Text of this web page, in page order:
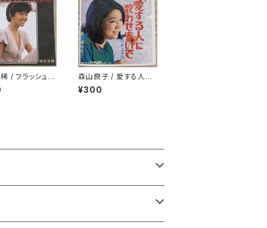
/ フラッシュダ
森山良子 / 愛する人に
歌わせないで
¥300